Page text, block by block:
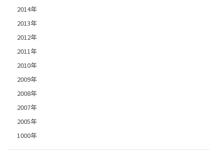
2014年
2013年
2012年
2011年
2010年
2009年
2008年
2007年
2005年
1000年